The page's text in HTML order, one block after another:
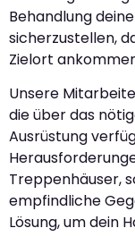
Behandlung
sicherzustellen,
Zielort
Unsere
die über das
Ausrüstung
Treppenhäuser,
empfindliche
Lösung, um dein